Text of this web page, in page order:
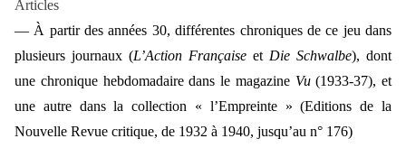
Articles
— À partir des années 30, différentes chroniques de ce jeu dans
plusieurs journaux (L’Action Française et Die Schwalbe), dont
une chronique hebdomadaire dans le magazine Vu(1933-37), et
une autre dans la collection « l’Empreinte » (Editions de la
Nouvelle Revue critique, de 1932 à 1940, jusqu’au n° 176)